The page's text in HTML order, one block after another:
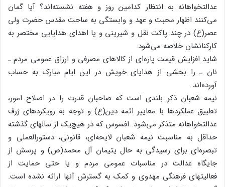
عدالتخواهانه‌ به‌ انتظار کدامین‌ روز و هفته‌ نشسته‌اند؟ آیا گمان‌
می‌کنند اظهار محبت‌ و عهد و وابستگی‌ به‌ ساحت‌ مقدس‌ حضرت‌ ولی‌
عصر(ع‌) در چند پاکت‌ نقل‌ و شیرینی‌ و یا اهدای‌ هدایایی‌ مختصر به‌
کارکنانشان‌ خلاصه‌ می‌شود.
شاید افزایش‌ قیمت‌ پاره‌ای‌ از کالاهای‌ مصرفی‌ و ارزاق‌ عمومی‌ مردم‌ ـ
نان‌ ـ را بخشی‌ از هدایای‌ خویش‌ در این‌ ایام‌ مبارک‌ به‌ حساب‌
آورده‌اند.
نیمه‌ شعبان‌ ذکر بلندی‌ است‌ که‌ صاحبان‌ قدرت‌ را در اصلاح‌ امور،
تطبیق‌ عملکردها با معاییر ائمه‌ دین‌(ع‌) و توجه‌ به‌ رویکردهای‌ ژرف‌
عدالتخواهانه‌ متذکر می‌شود. افسوس‌ که‌ در هیچ‌یک‌ از سالهای‌ گذشته‌
حداقل‌ به‌ مناسبت‌ نیمه‌ شعبان‌ لایحه‌ای‌، قانونی‌، دستورالعملی‌ و
تبصره‌ای‌ برای‌ رسیدگی‌ به‌ حال‌ یتیمان‌ آل‌ محمد(ص‌) و پرسش‌ از
جایگاه‌ عدالت‌ در مناسبات‌ عمومی‌ مردم‌ و یا حتی‌ حمایت‌ از
فعالیتهای‌ فرهنگی‌ مهدوی‌ و کمک‌ به‌ گسترش‌ آنها ارائه‌ نشده‌ است‌.